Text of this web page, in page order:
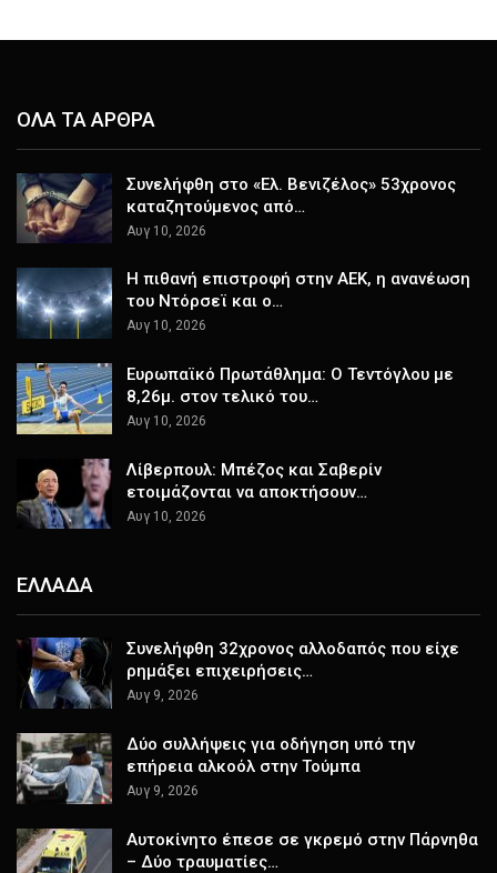
ΟΛΑ ΤΑ ΑΡΘΡΑ
Συνελήφθη στο «Ελ. Βενιζέλος» 53χρονος
καταζητούμενος από…
Αυγ 10, 2026
Η πιθανή επιστροφή στην ΑΕΚ, η ανανέωση
του Ντόρσεϊ και ο…
Αυγ 10, 2026
Ευρωπαϊκό Πρωτάθλημα: Ο Τεντόγλου με
8,26μ. στον τελικό του…
Αυγ 10, 2026
Λίβερπουλ: Μπέζος και Σαβερίν
ετοιμάζονται να αποκτήσουν…
Αυγ 10, 2026
ΕΛΛΑΔΑ
Συνελήφθη 32χρονος αλλοδαπός που είχε
ρημάξει επιχειρήσεις…
Αυγ 9, 2026
Δύο συλλήψεις για οδήγηση υπό την
επήρεια αλκοόλ στην Τούμπα
Αυγ 9, 2026
Αυτοκίνητο έπεσε σε γκρεμό στην Πάρνηθα
– Δύο τραυματίες…